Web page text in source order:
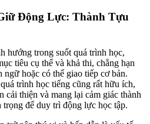
Động Lực: Thành Tựu
hướng trong suốt quá trình học,
tiêu cụ thể và khả thi, chẳng hạn
hoặc có thể giao tiếp cơ bản.
trình học tiếng cũng rất hữu ích,
cải thiện và mang lại cảm giác thành
để duy trì động lực học tập.